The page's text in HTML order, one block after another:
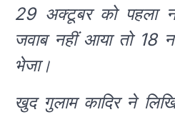
29 अक्टूबर को पहला
जवाब नहीं आया तो 18
भेजा।
खुद गुलाम कादिर ने